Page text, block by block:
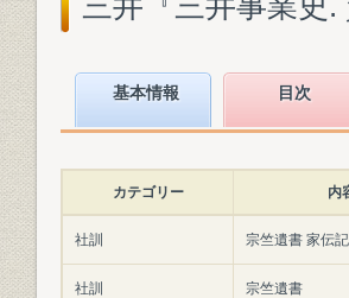
基本情報 目次
カテゴリー 内
社訓 宗竺遺書 家伝
社訓 宗竺遺書